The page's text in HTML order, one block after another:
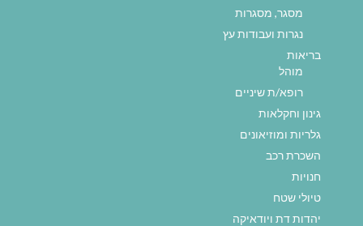
מסגר, מסגרות
נגרות ועבודות עץ
בריאות
מוהל
רופא/ת שיניים
גינון וחקלאות
גלריות ומוזיאונים
השכרת רכב
חנויות
טיולי שטח
יהדות דת ויודאיקה